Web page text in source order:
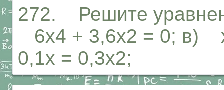
272. Решите
6х4 + 3,6х2 = 0; в)
0,1х = 0,3х2;